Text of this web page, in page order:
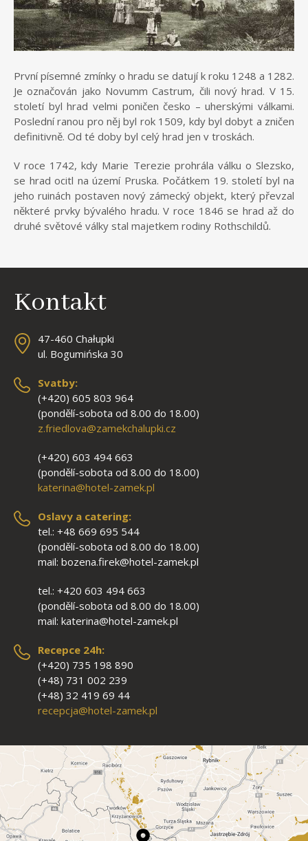
První písemné zmínky o hradu se datují k roku 1248 a 1282.
Je označován jako Novumm Castrum, čili nový hrad. V 15.
století byl hrad velmi poničen česko – uherskými válkami.
Poslední ranou pro něj byl rok 1509, kdy byl dobyt a zničen
definitivně. Od té doby byl celý hrad jen v troskách.
V roce 1742, kdy Marie Terezie prohrála válku o Slezsko,
se hrad ocitl na území Pruska. Počátkem 19. století byl na
jeho ruinách postaven nový zámecký objekt, který převzal
některé prvky bývalého hradu. V roce 1846 se hrad až do
druhé světové války stal majetkem rodiny Rothschildů.
Kontakt
47-460 Chałupki
ul. Bogumińska 30
Svatby:
(+420) 605 803 964
(pondělí-sobota od 8.00 do 18.00)
z.friedlova@zamekchalupki.cz
(+420) 603 494 663
(pondělí-sobota od 8.00 do 18.00)
katerina@hotel-zamek.pl
Oslavy a catering:
tel.: +48 669 695 544
(pondělí-sobota od 8.00 do 18.00)
mail: bozena.firek@hotel-zamek.pl
tel.: +420 603 494 663
(pondělí-sobota od 8.00 do 18.00)
mail: katerina@hotel-zamek.pl
Recepce 24h:
(+420) 735 198 890
(+48) 731 002 239
(+48) 32 419 69 44
recepcja@hotel-zamek.pl